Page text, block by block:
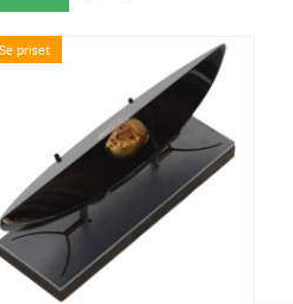
Se priset